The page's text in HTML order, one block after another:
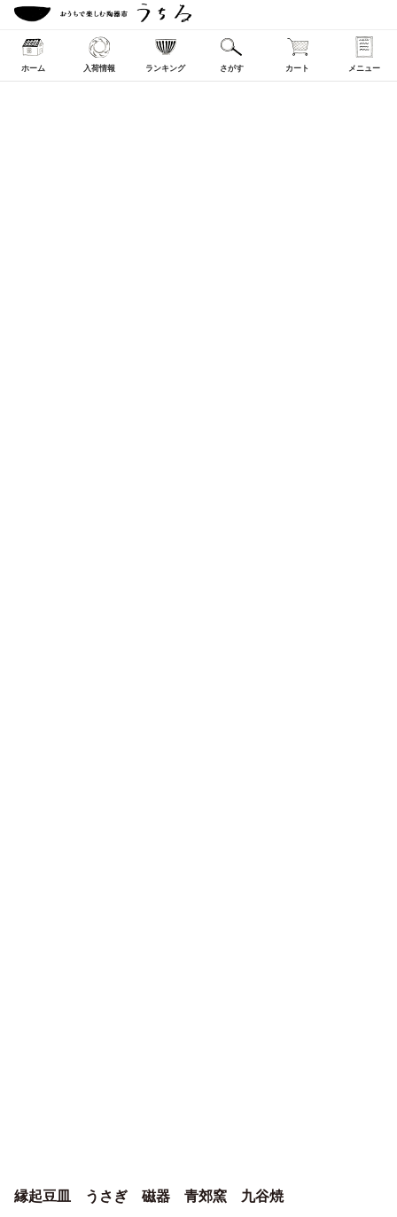
ホーム 入荷情報 ランキング さがす カート メニュー
縁起豆皿 うさぎ 磁器 青郊窯 九谷焼